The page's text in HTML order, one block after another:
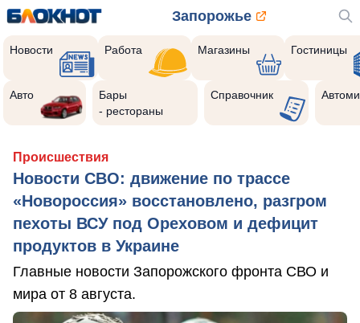
Запорожье
Новости Работа Магазины Гостиницы
Авто
Бары
- рестораны
Справочник
Происшествия
Новости СВО: движение по трассе
«Новороссия» восстановлено, разгром
пехоты ВСУ под Ореховом и дефицит
продуктов в Украине
Главные новости Запорожского фронта СВО и
мира от 8 августа.